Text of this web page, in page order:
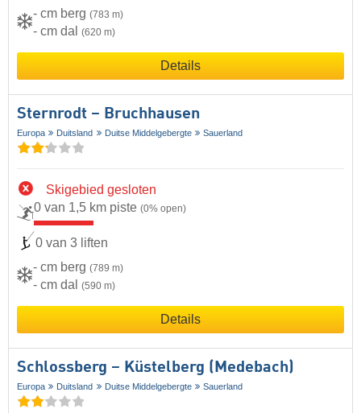
- cm berg (783 m)
- cm dal (620 m)
Details
Sternrodt – Bruchhausen
Europa Duitsland Duitse Middelgebergte Sauerland
Skigebied gesloten
0 van 1,5 km piste (0% open)
0 van 3 liften
- cm berg (789 m)
- cm dal (590 m)
Details
Schlossberg – Küstelberg (Medebach)
Europa Duitsland Duitse Middelgebergte Sauerland